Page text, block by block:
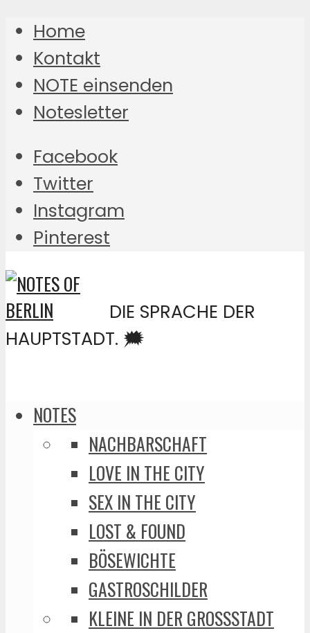
Home
Kontakt
NOTE einsenden
Notesletter
Facebook
Twitter
Instagram
Pinterest
DIE SPRACHE DER
HAUPTSTADT. 🗯️
NOTES
NACHBARSCHAFT
LOVE IN THE CITY
SEX IN THE CITY
LOST & FOUND
BÖSEWICHTE
GASTROSCHILDER
KLEINE IN DER GROSSSTADT